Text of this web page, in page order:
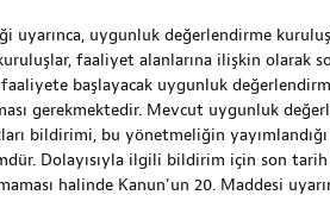
uyarınca, uygunluk değerlendirme
faaliyet alanlarına ilişkin
başlayacak uygunluk
gerekmektedir. Mevcut uygunluk
bildirimi, bu yönetmeliğin
Dolayısıyla ilgili bildirim için son tarih
halinde Kanun’un 20. Maddesi